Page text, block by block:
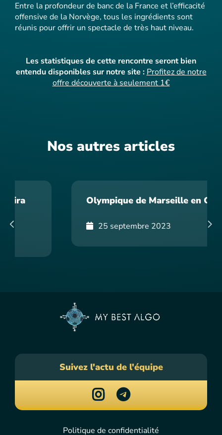
Entre la profondeur de banc de la France et l’efficacité
offensive de la Norvège, tous les ingrédients sont
réunis pour offrir un spectacle de très haut niveau.
Les statistiques de cette rencontre seront bien
entendu disponibles sur notre site : Profitez de notre
offre découverte à seulement 1€
Nos autres articles
Olympique de Marseille en Crise
25 septembre 2023
Suivez l'actu de l'équipe
Politique de confidentialité